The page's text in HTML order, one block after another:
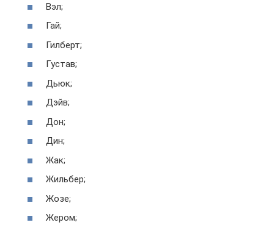
Вэл;
Гай;
Гилберт;
Густав;
Дьюк;
Дэйв;
Дон;
Дин;
Жак;
Жильбер;
Жозе;
Жером;